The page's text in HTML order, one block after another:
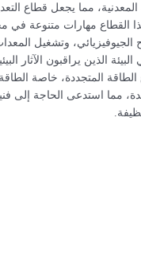
المعدنية، مما يجعل قطاع
القطاع مهارات متنوعة في
الجيوفيزيائي، وتشغيل
الذين يراقبون الآثار
المتجددة، خاصة
مما استدعى الحاجة إلى